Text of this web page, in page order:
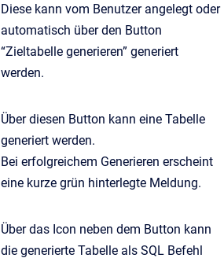
Diese kann vom Benutzer angelegt oder
automatisch über den Button
“Zieltabelle generieren” generiert
werden.
Über diesen Button kann eine Tabelle
generiert werden.
Bei erfolgreichem Generieren erscheint
eine kurze grün hinterlegte Meldung.
Über das Icon neben dem Button kann
die generierte Tabelle als SQL Befehl